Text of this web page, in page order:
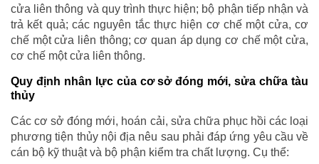
cửa liên thông và quy trình thực hiện; bộ phận tiếp nhận và
trả kết quả; các nguyên tắc thực hiện cơ chế một cửa, cơ
chế một cửa liên thông; cơ quan áp dụng cơ chế một cửa,
cơ chế một cửa liên thông.
Quy định nhân lực của cơ sở đóng mới, sửa chữa tàu
thủy
Các cơ sở đóng mới, hoán cải, sửa chữa phục hồi các loại
phương tiện thủy nội địa nêu sau phải đáp ứng yêu cầu về
cán bộ kỹ thuật và bộ phận kiểm tra chất lượng. Cụ thể: